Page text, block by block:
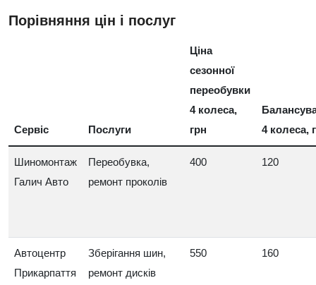
Порівняння цін і послуг
Сервіс Послуги
Ціна
сезонної
переобувки
4 колеса,
грн
4 колеса,
Шиномонтаж
Галич Авто
Переобувка,
ремонт проколів
400 120
Автоцентр
Прикарпаття
Зберігання шин,
ремонт дисків
550 160